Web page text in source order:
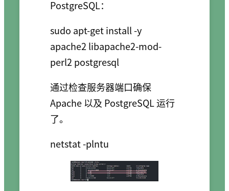
PostgreSQL：
sudo apt-get install -y
apache2 libapache2-mod-
通过检查服务器端口确保
Apache 以及 PostgreSQL 运行
了。